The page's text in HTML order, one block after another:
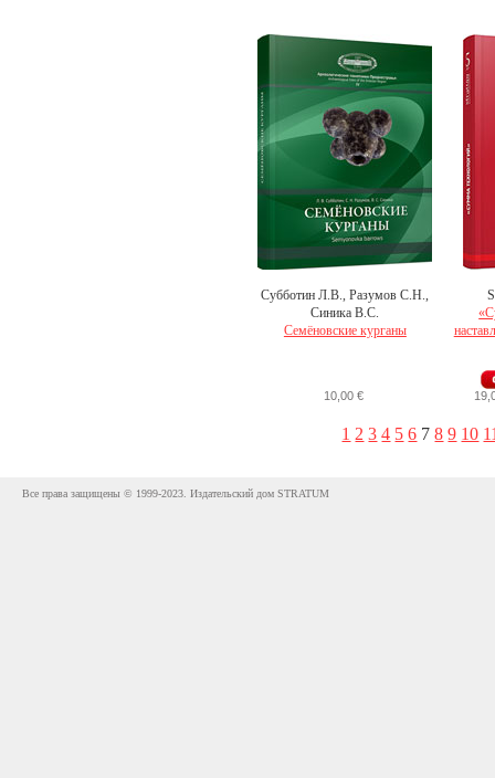
Субботин Л.В., Разумов С.Н.,
Синика В.С.
Семёновские курганы
10,00 €
1 2 3 4 5 6 78 9 10
Все права защищены © 1999-2023. Издательский дом STRATUM